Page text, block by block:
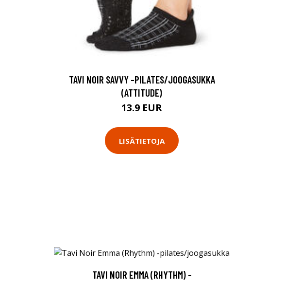
TAVI NOIR SAVVY -PILATES/JOOGASUKKA
(ATTITUDE)
13.9 EUR
LISÄTIETOJA
TAVI NOIR EMMA (RHYTHM) -